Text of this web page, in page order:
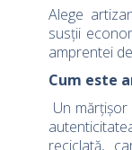
Alege
susții
amprentei
Cum este
Un
reciclată,